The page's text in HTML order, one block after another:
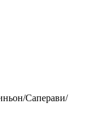
Саперави/